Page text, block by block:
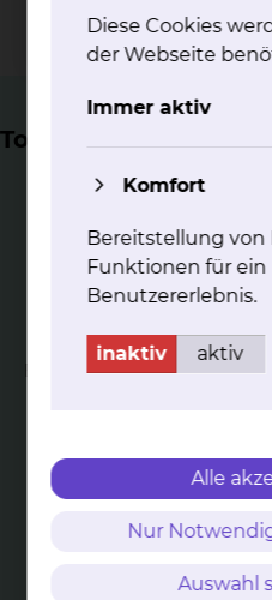
Top Themen
All­ge­mei­ne
Die Gynäkologie
Behandlung der
Diese Cookies
der Webseite
Immer aktiv
Komfort
Bereitstellung von
Funktionen für ein
Benutzererlebnis.
inaktiv aktiv
Alle
Nur
Auswahl